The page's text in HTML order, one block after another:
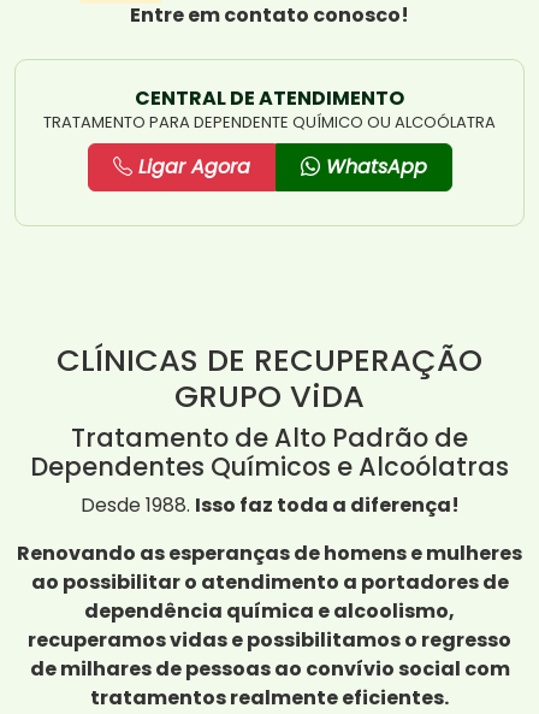
Entre em contato conosco!
CENTRAL DE ATENDIMENTO
TRATAMENTO PARA DEPENDENTE QUÍMICO OU ALCOÓLATRA
Ligar Agora WhatsApp
CLÍNICAS DE RECUPERAÇÃO
GRUPO ViDA
Tratamento de Alto Padrão de
Dependentes Químicos e Alcoólatras
Desde 1988. Isso faz toda a diferença!
Renovando as esperanças de homens e mulheres
ao possibilitar o atendimento a portadores de
dependência química e alcoolismo,
recuperamos vidas e possibilitamos o regresso
de milhares de pessoas ao convívio social com
tratamentos realmente eficientes.